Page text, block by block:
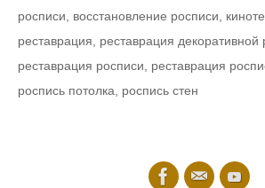
росписи
восстановление росписи
реставрация
реставрация декоративной
реставрация росписи
реставрация
роспись потолка
роспись стен